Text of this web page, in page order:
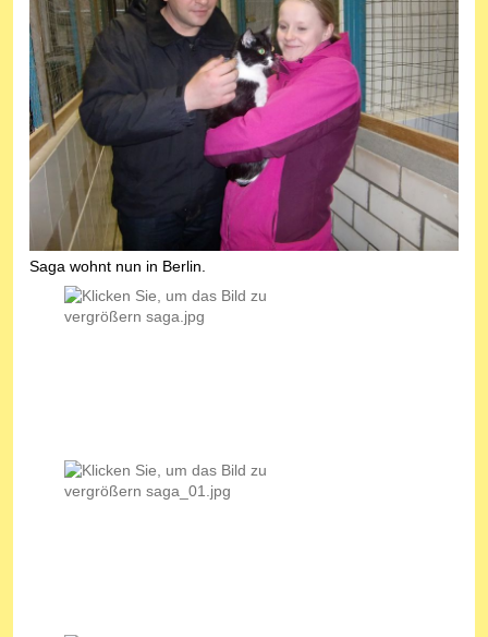
Saga wohnt nun in Berlin.